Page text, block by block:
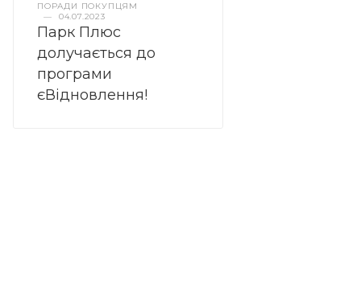
ПОРАДИ ПОКУПЦЯМ
—
04.07.2023
Парк Плюс
долучається до
програми
єВідновлення!